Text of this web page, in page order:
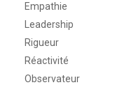
Empathie
Leadership
Rigueur
Réactivité
Observateur